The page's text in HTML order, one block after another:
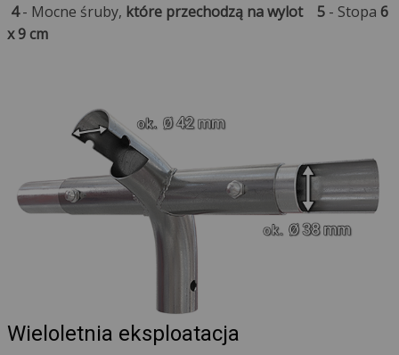
4- Mocne śruby, które przechodzą na wylot 5- Stopa 6
x 9 cm
Wieloletnia eksploatacja